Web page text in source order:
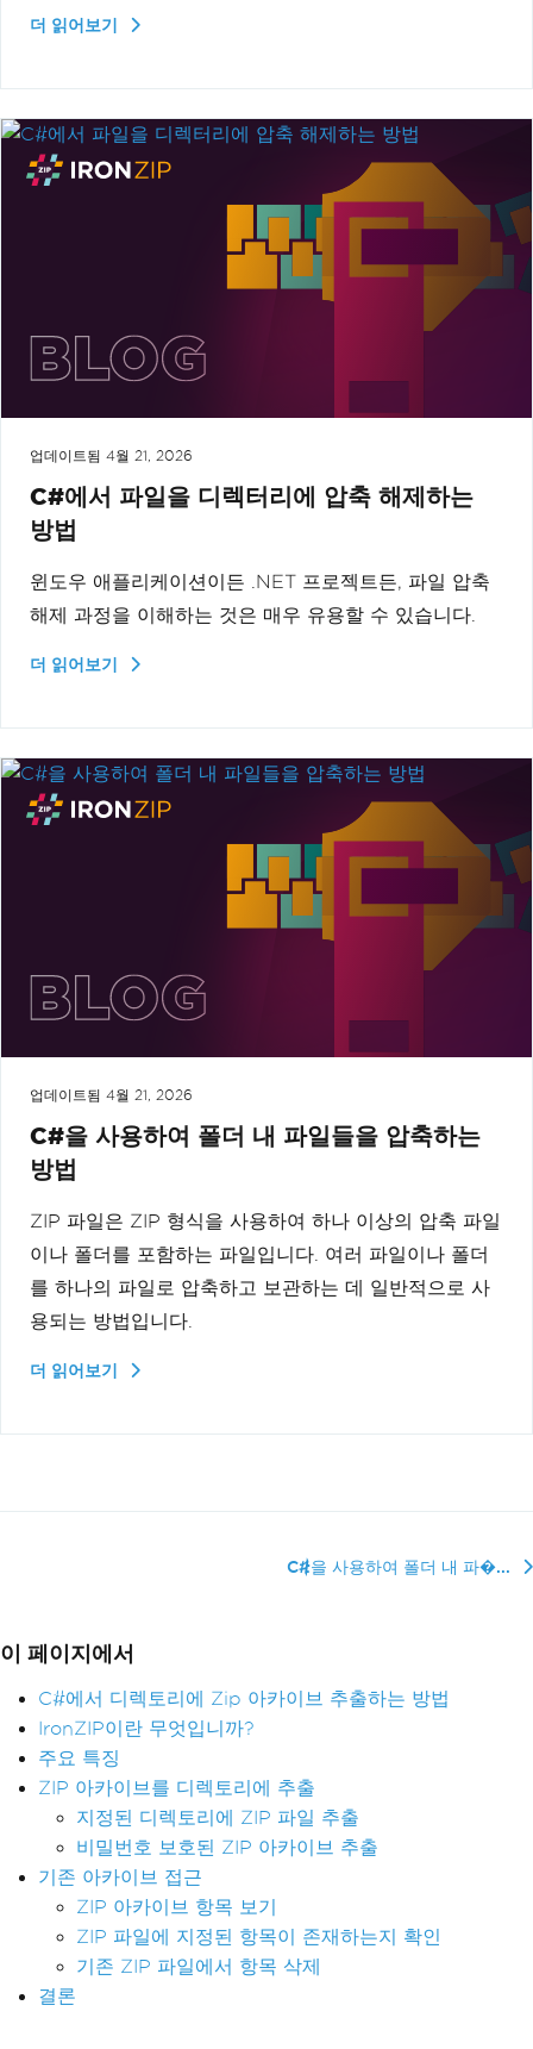
더 읽어보기
업데이트됨 4월 21, 2026
C#에서 파일을 디렉터리에 압축 해제하는
방법
윈도우 애플리케이션이든 .NET 프로젝트든, 파일 압축
해제 과정을 이해하는 것은 매우 유용할 수 있습니다.
더 읽어보기
업데이트됨 4월 21, 2026
C#을 사용하여 폴더 내 파일들을 압축하는
방법
ZIP 파일은 ZIP 형식을 사용하여 하나 이상의 압축 파일
이나 폴더를 포함하는 파일입니다. 여러 파일이나 폴더
를 하나의 파일로 압축하고 보관하는 데 일반적으로 사
용되는 방법입니다.
더 읽어보기
C#을 사용하여 폴더 내 파�...
이 페이지에서
C#에서 디렉토리에 Zip 아카이브 추출하는 방법
IronZIP이란 무엇입니까?
주요 특징
ZIP 아카이브를 디렉토리에 추출
지정된 디렉토리에 ZIP 파일 추출
비밀번호 보호된 ZIP 아카이브 추출
기존 아카이브 접근
ZIP 아카이브 항목 보기
ZIP 파일에 지정된 항목이 존재하는지 확인
기존 ZIP 파일에서 항목 삭제
결론